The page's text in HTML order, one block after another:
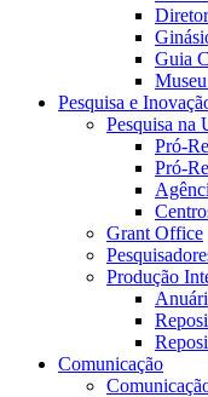
Guia
Pesquisa e
Pesquisa na
Pró-
Pró-
Grant Office
Produção
Comunicação